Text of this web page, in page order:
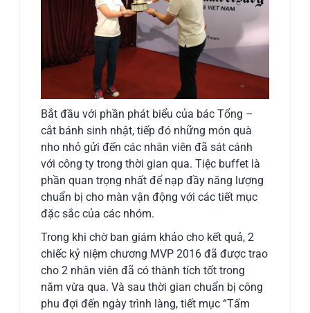
Bắt đầu với phần phát biểu của bác Tổng –
cắt bánh sinh nhật, tiếp đó những món quà
nho nhỏ gửi đến các nhân viên đã sát cánh
với công ty trong thời gian qua. Tiệc buffet là
phần quan trọng nhất để nạp đầy năng lượng
chuẩn bị cho màn vận động với các tiết mục
đặc sắc của các nhóm.
Trong khi chờ ban giám khảo cho kết quả, 2
chiếc kỷ niệm chương MVP 2016 đã được trao
cho 2 nhân viên đã có thành tích tốt trong
năm vừa qua. Và sau thời gian chuẩn bị công
phu đợi đến ngày trình làng, tiết mục “Tấm